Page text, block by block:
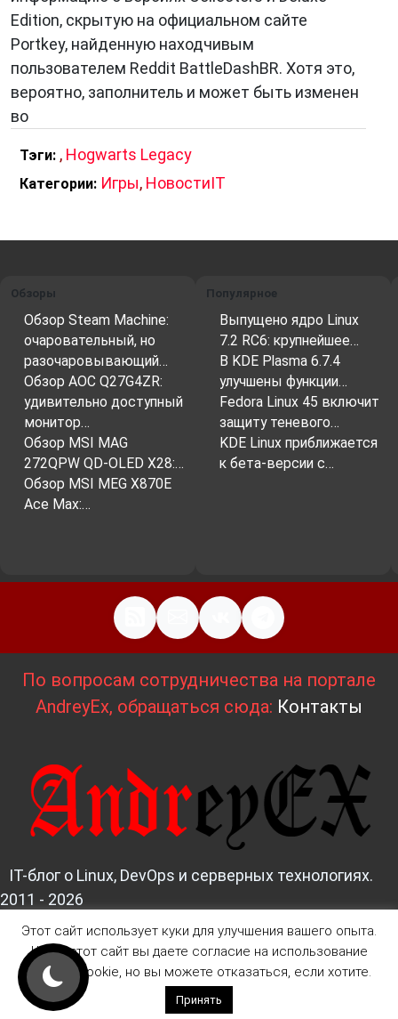
Edition, скрытую на официальном сайте
Portkey, найденную находчивым
пользователем Reddit BattleDashBR. Хотя это,
вероятно, заполнитель и может быть изменен
во
Тэги: , Hogwarts Legacy
Категории: Игры, НовостиIT
Обзоры
Обзор Steam Machine:
очаровательный, но
разочаровывающий…
Обзор AOC Q27G4ZR:
удивительно доступный
монитор…
Обзор MSI MAG
272QPW QD-OLED X28:…
Обзор MSI MEG X870E
Ace Max:…
Популярное
Выпущено ядро Linux
7.2 RC6: крупнейшее…
В KDE Plasma 6.7.4
улучшены функции…
Fedora Linux 45 включит
защиту теневого…
KDE Linux приближается
к бета-версии с…
По вопросам сотрудничества на портале
AndreyEx, обращаться сюда: Контакты
IT-блог о Linux, DevOps и серверных технологиях.
2011 - 2026
Дизайн и верстка:AndreyEx
Этот сайт использует куки для улучшения вашего опыта.
Читая этот сайт вы даете согласие на использование
файлов Cookie, но вы можете отказаться, если хотите.
Принять